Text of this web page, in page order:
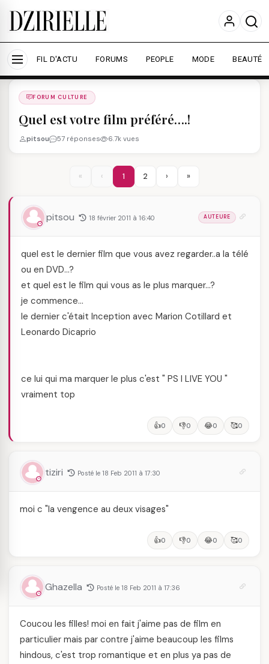
Nous utilisons des cookies pour améliorer votre
expérience et mesurer l'audience.
En savoir plus
Accepter tout Personnaliser
FIL D'ACTU FORUMS PEOPLE MODE BEAUTÉ
Forums
FORUM CULTURE
Quel est votre film préféré….!
pitsou 57 réponses 6.7k vues
« ‹ 1 2 › »
pitsou 18 février 2011 à 16:40 AUTEURE
quel est le dernier film que vous avez regarder..a la télé
ou en DVD…?
et quel est le film qui vous as le plus marquer…?
je commence…
le dernier c'était Inception avec Marion Cotillard et
Leonardo Dicaprio
ce lui qui ma marquer le plus c'est " PS I LIVE YOU "
vraiment top
👍0 👎0 😂0 🥰0
tiziri Posté le 18 Feb 2011 à 17:30
moi c "la vengence au deux visages"
👍0 👎0 😂0 🥰0
Ghazella Posté le 18 Feb 2011 à 17:36
Coucou les filles! moi en fait j'aime pas de film en
particulier mais par contre j'aime beaucoup les films
hindous, c'est trop romantique et en plus ya pas de